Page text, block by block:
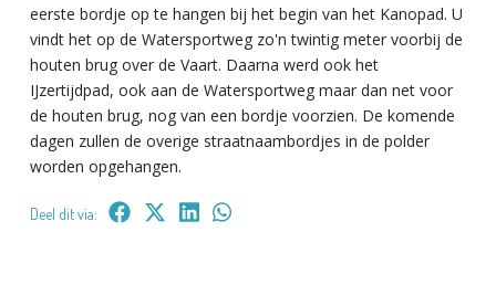
eerste bordje op te hangen bij het begin van het Kanopad. U
vindt het op de Watersportweg zo'n twintig meter voorbij de
houten brug over de Vaart. Daarna werd ook het
IJzertijdpad, ook aan de Watersportweg maar dan net voor
de houten brug, nog van een bordje voorzien. De komende
dagen zullen de overige straatnaambordjes in de polder
worden opgehangen.
Deel dit via: